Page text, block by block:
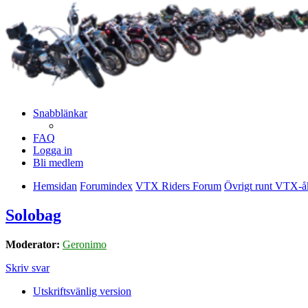
Snabblänkar
FAQ
Logga in
Bli medlem
Hemsidan Forumindex VTX Riders Forum Övrigt runt VTX-
Solobag
Moderator: Geronimo
Skriv svar
Utskriftsvänlig version